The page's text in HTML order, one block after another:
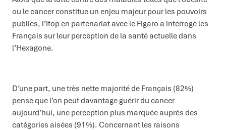
ou le cancer constitue un enjeu majeur pour les pouvoirs
publics, l’Ifop en partenariat avec le Figaro a interrogé les
Français sur leur perception de la santé actuelle dans
l’Hexagone.
D’une part, une très nette majorité de Français (82%)
pense que l’on peut davantage guérir du cancer
aujourd’hui, une perception plus marquée auprès des
catégories aisées (91%). Concernant les raisons